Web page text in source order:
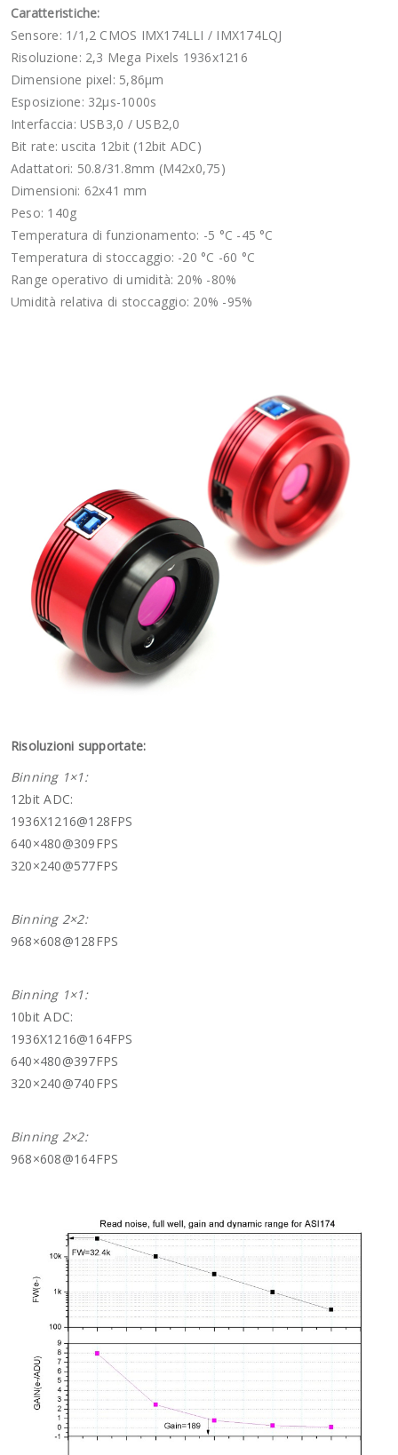
Caratteristiche:
Sensore: 1/1,2 CMOS IMX174LLI / IMX174LQJ
Risoluzione: 2,3 Mega Pixels 1936x1216
Dimensione pixel: 5,86µm
Esposizione: 32µs-1000s
Interfaccia: USB3,0 / USB2,0
Bit rate: uscita 12bit (12bit ADC)
Adattatori: 50.8/31.8mm (M42x0,75)
Dimensioni: 62x41 mm
Peso: 140g
Temperatura di funzionamento: -5 °C -45 °C
Temperatura di stoccaggio: -20 °C -60 °C
Range operativo di umidità: 20% -80%
Umidità relativa di stoccaggio: 20% -95%
Risoluzioni supportate:
Binning 1×1:
12bit ADC:
1936X1216@128FPS
640×480@309FPS
320×240@577FPS
Binning 2×2:
968×608@128FPS
Binning 1×1:
10bit ADC:
1936X1216@164FPS
640×480@397FPS
320×240@740FPS
Binning 2×2:
968×608@164FPS